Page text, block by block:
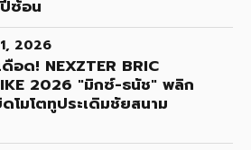
ซ้อน
2026
อด! NEXZTER BRIC
2026 "มิกซ์-ธนัช" พลิก
โมโตทูประเดิมชัยสนาม